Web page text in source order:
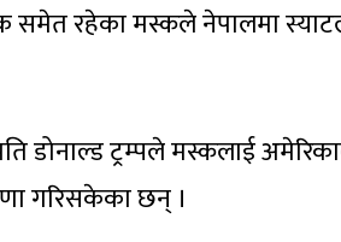
रहेका मस्कले नेपालमा
डोनाल्ड ट्रम्पले मस्कलाई
गरिसकेका छन् ।